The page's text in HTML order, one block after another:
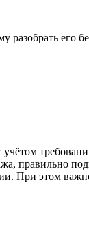
его
правильно
При этом